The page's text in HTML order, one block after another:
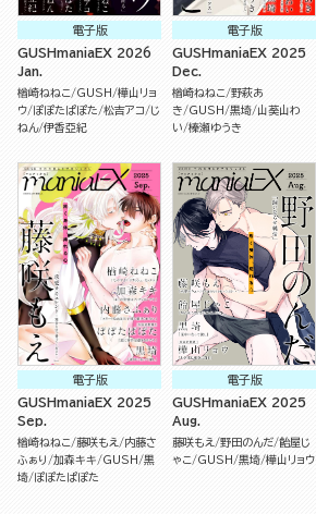
電子版
GUSHmaniaEX 2026
Jan.
楢崎ねねこ GUSH
樺山リョ
ウ ぽぽたぱぽた 松吉アコ
じ
ねん 伊香亞紀
電子版
GUSHmaniaEX 2025
Dec.
楢崎ねねこ 野萩あ
き
GUSH 黒埼 山葵山わ
い 榛瀬ゆうき
電子版
GUSHmaniaEX 2025
Sep.
楢崎ねねこ 藤咲もえ
内藤さ
ふぁり
加森キキ GUSH
黒
埼 ぽぽたぱぽた
電子版
GUSHmaniaEX 2025
Aug.
藤咲もえ 野田のんだ 飴屋じ
ゃこ
GUSH 黒埼 樺山リョウ